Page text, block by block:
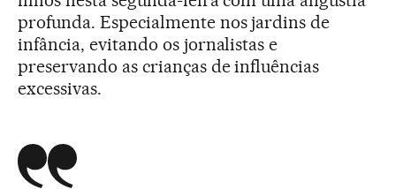
profunda. Especialmente nos jardins de
infância, evitando os jornalistas e
preservando as crianças de influências
excessivas.